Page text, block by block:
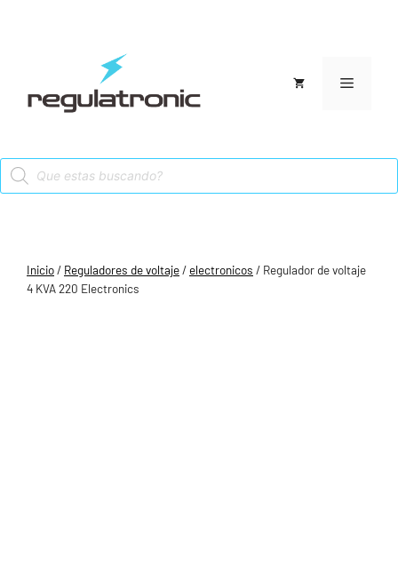
Menú
Products
search
Inicio/ Reguladores de voltaje/electronicos / Regulador de voltaje
4 KVA 220 Electronics